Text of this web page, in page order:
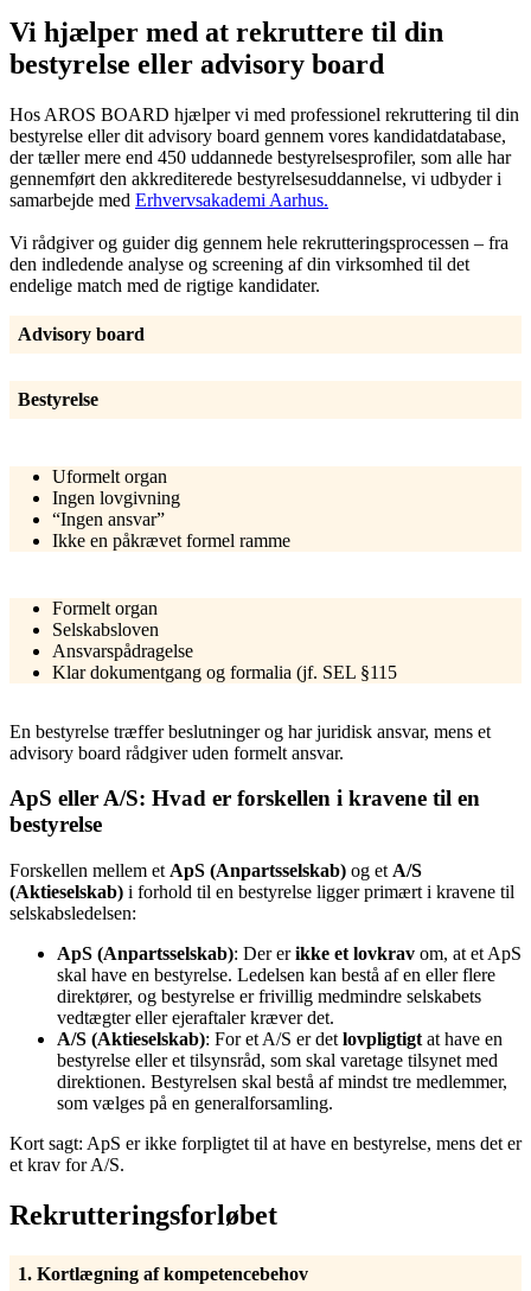
Vi hjælper med at rekruttere til din
bestyrelse eller advisory board
Hos AROS BOARD hjælper vi med professionel rekruttering til din
bestyrelse eller dit advisory board gennem vores kandidatdatabase,
der tæller mere end 450 uddannede bestyrelsesprofiler, som alle har
gennemført den akkrediterede bestyrelsesuddannelse, vi udbyder i
samarbejde med Erhvervsakademi Aarhus.
Vi rådgiver og guider dig gennem hele rekrutteringsprocessen – fra
den indledende analyse og screening af din virksomhed til det
endelige match med de rigtige kandidater.
Advisory board
Bestyrelse
Uformelt organ
Ingen lovgivning
“Ingen ansvar”
Ikke en påkrævet formel ramme
Formelt organ
Selskabsloven
Ansvarspådragelse
Klar dokumentgang og formalia (jf. SEL §115
En bestyrelse træffer beslutninger og har juridisk ansvar, mens et
advisory board rådgiver uden formelt ansvar.
ApS eller A/S: Hvad er forskellen i kravene til en
bestyrelse
Forskellen mellem et ApS (Anpartsselskab) og et A/S
(Aktieselskab) i forhold til en bestyrelse ligger primært i kravene til
selskabsledelsen:
ApS (Anpartsselskab): Der erikke et lovkrav om, at et ApS
skal have en bestyrelse. Ledelsen kan bestå af en eller flere
direktører, og bestyrelse er frivillig medmindre selskabets
vedtægter eller ejeraftaler kræver det.
A/S (Aktieselskab): For et A/S er det lovpligtigt at have en
bestyrelse eller et tilsynsråd, som skal varetage tilsynet med
direktionen. Bestyrelsen skal bestå af mindst tre medlemmer,
som vælges på en generalforsamling.
Kort sagt: ApS er ikke forpligtet til at have en bestyrelse, mens det er
et krav for A/S.
Rekrutteringsforløbet
1. Kortlægning af kompetencebehov